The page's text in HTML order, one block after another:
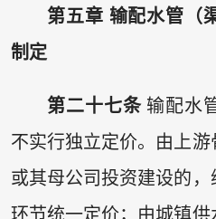
第五章 输配水管（
制定
第二十七条输配水
不实行独立定价。由上
或其母公司投资建设的
环节统一定价；由城镇